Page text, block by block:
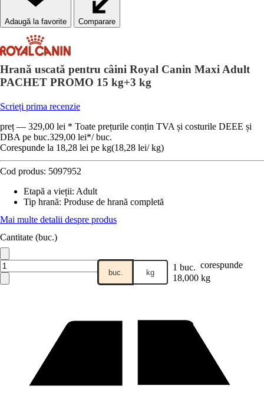
Comparare
Hrană uscată pentru câini Royal Canin Maxi Adult
PACHET PROMO 15 kg+3 kg
Scrieți prima recenzie
preț — 329,00 lei * Toate prețurile conțin TVA și costurile DEEE și
DBA pe buc.329,00 lei*/ buc.
Corespunde la 18,28 lei pe kg(18,28 lei/ kg)
Cod produs: 5097952
Etapă a vieții: Adult
Tip hrană: Produse de hrană completă
Mai multe detalii despre produs
Cantitate (buc.)
buc. kg 1 buc. corespunde
18,000 kg